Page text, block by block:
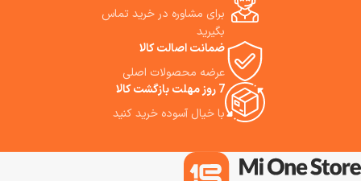
کردن لبه به لبه ارتقا یافته است. ما
استفاده از این جارو شارژی عصایی
را به شما پیشنهاد می کنیم.
برای مشاوره در خرید تماس
بگیرید
ضمانت اصالت کالا
عرضه محصولات اصلی
7 روز مهلت بازگشت کالا
با خیال آسوده خرید کنید